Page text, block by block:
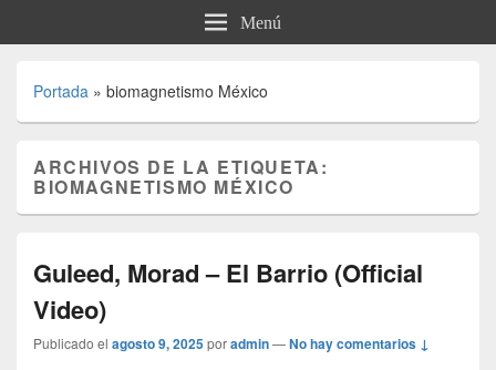
Menú
Portada » biomagnetismo México
ARCHIVOS DE LA ETIQUETA:
BIOMAGNETISMO MÉXICO
Guleed, Morad – El Barrio (Official
Video)
Publicado el agosto 9, 2025poradmin—No hay comentarios ↓